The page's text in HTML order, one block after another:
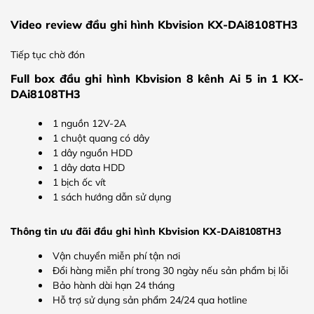
Video review đầu ghi hình Kbvision KX-DAi8108TH3
Tiếp tục chờ đón
Full box đầu ghi hình Kbvision 8 kênh Ai 5 in 1 KX-
DAi8108TH3
1 nguồn 12V-2A
1 chuột quang có dây
1 dây nguồn HDD
1 dây data HDD
1 bịch ốc vít
1 sách hướng dẫn sử dụng
Thông tin ưu đãi đầu ghi hình Kbvision KX-DAi8108TH3
Vận chuyển miễn phí tận nơi
Đổi hàng miễn phí trong 30 ngày nếu sản phẩm bị lỗi
Bảo hành dài hạn 24 tháng
Hỗ trợ sử dụng sản phẩm 24/24 qua hotline